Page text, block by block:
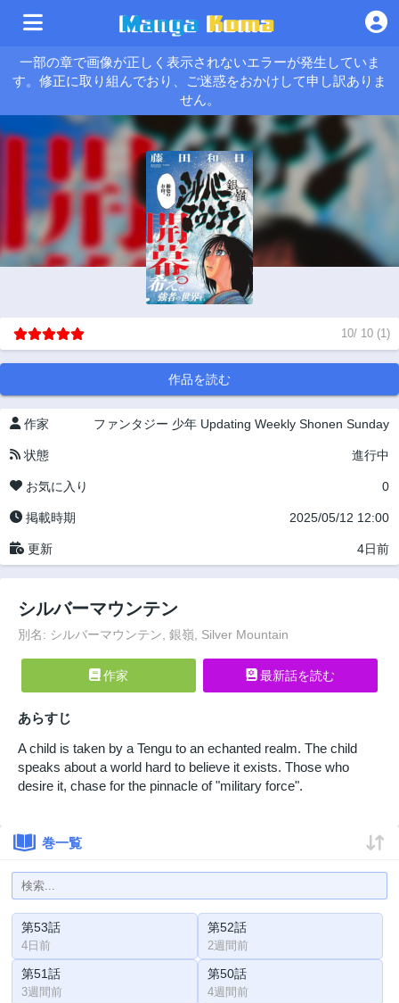
一部の章で画像が正しく表示されないエラーが発生していま
す。修正に取り組んでおり、ご迷惑をおかけして申し訳ありま
せん。
10/ 10 (1)
作品を読む
作家 ファンタジー 少年 Updating Weekly Shonen Sunday
状態 進行中
お気に入り 0
掲載時期 2025/05/12 12:00
更新 4日前
シルバーマウンテン
別名: シルバーマウンテン, 銀嶺, Silver Mountain
作家 最新話を読む
あらすじ
A child is taken by a Tengu to an echanted realm. The child
speaks about a world hard to believe it exists. Those who
desire it, chase for the pinnacle of "military force".
巻一覧
第53話
4日前
第52話
2週間前
第51話
3週間前
第50話
4週間前